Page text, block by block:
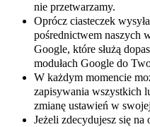
nie przetwarzamy.
Oprócz ciasteczek
pośrednictwem naszych
Google, które służą
modułach Google do
W każdym momencie
zapisywania wszystkich
zmianę ustawień w
Jeżeli zdecydujesz się